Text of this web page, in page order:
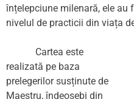
înțelepciune milenară, ele au
nivelul de practicii din viața
Cartea este
realizată pe baza
prelegerilor susținute de
Maestru, îndeosebi din